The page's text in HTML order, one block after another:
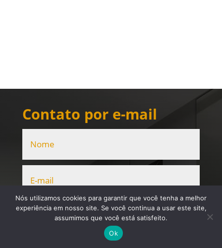
Contato por e-mail
Nós utilizamos cookies para garantir que você tenha a melhor
experiência em nosso site. Se você continua a usar este site,
assumimos que você está satisfeito.
Ok